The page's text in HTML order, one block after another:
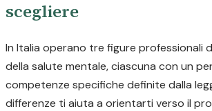
scegliere
In Italia operano tre figure professionali
della salute mentale, ciascuna con un
competenze specifiche definite dalla
differenze ti aiuta a orientarti verso il